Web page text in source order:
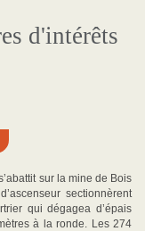
d'intérêts
sur la mine de Bois
sectionnèrent
qui dégagea d’épais
à la ronde. Les 274